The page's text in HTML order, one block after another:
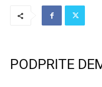
PODPRITE